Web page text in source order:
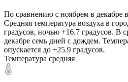
По сравнению с ноябрем в декабре
Средняя температура воздуха в
градусов, ночью +16.7 градусов. В
декабре семь дней с дождем.
опускается до +25.9 градусов.
Температура средняя